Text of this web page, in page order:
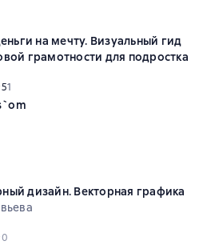
на мечту. Визуальный гид
грамотности для подростка
рейтинг 5 на основе 1 оценок
51
дизайн. Векторная графика
рейтинг 0 на основе 0 оценок
0